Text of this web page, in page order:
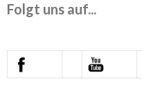
Folgt uns auf...